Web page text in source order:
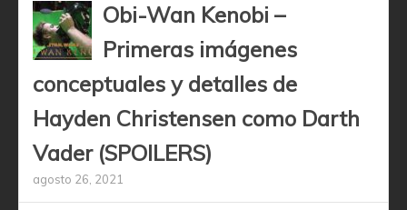
Obi-Wan Kenobi –
Primeras imágenes
conceptuales y detalles de
Hayden Christensen como Darth
Vader (SPOILERS)
agosto 26, 2021